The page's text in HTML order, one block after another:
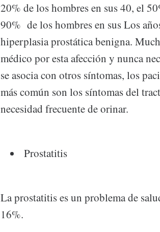
20% de los hombres en sus 40, el
90% de los hombres en sus Los
hiperplasia prostática benigna.
médico por esta afección y nunca
se asocia con otros síntomas, los
más común son los síntomas del
necesidad frecuente de orinar.
Prostatitis
La prostatitis es un problema de
16%.